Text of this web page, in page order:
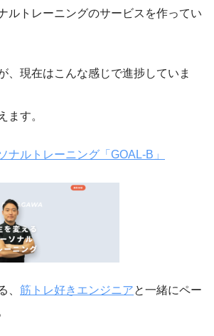
ルトレーニングのサービスを作ってい
、現在はこんな感じで進捗していま
ます。
ナルトレーニング「GOAL-B」
、 筋トレ好きエンジニアと一緒にペー